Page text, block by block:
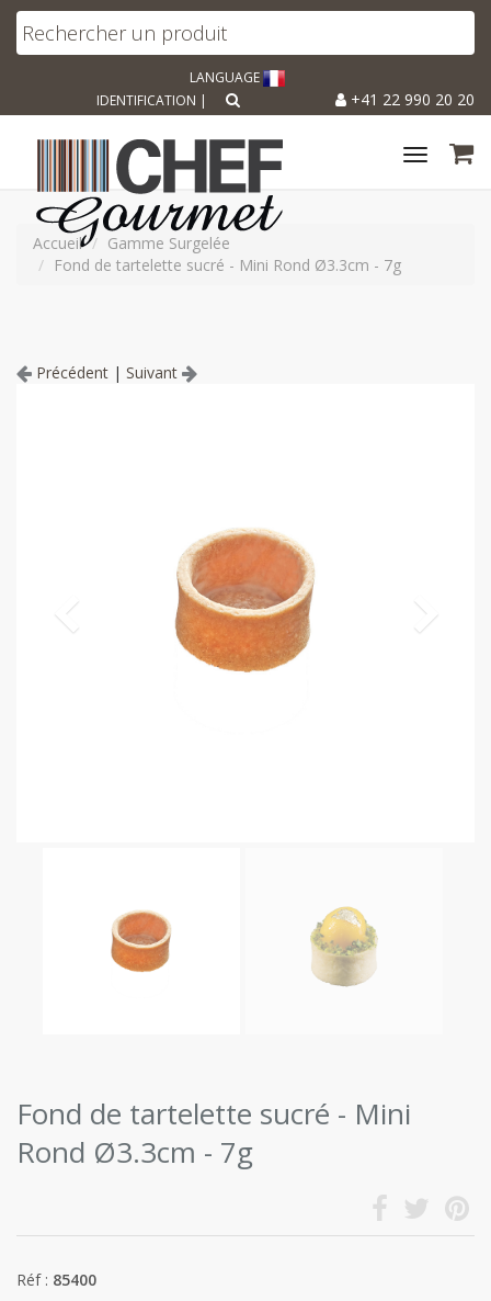
LANGUAGE
+41 22 990 20 20
IDENTIFICATION |
Toggle
Accueil
Gamme Surgelée
Fond de tartelette sucré - Mini Rond Ø3.3cm - 7g
Précédent | Suivant
Fond de tartelette sucré - Mini
Rond Ø3.3cm - 7g
Réf : 85400